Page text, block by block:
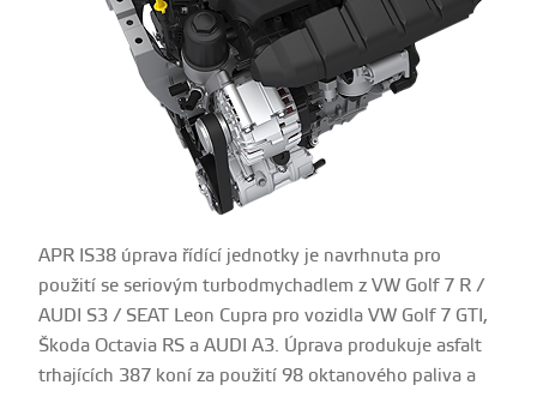
APR IS38 úprava řídící jednotky je navrhnuta pro
použití se seriovým turbodmychadlem z VW Golf 7 R /
AUDI S3 / SEAT Leon Cupra pro vozidla VW Golf 7 GTI,
Škoda Octavia RS a AUDI A3. Úprava produkuje asfalt
trhajících 387 koní za použití 98 oktanového paliva a